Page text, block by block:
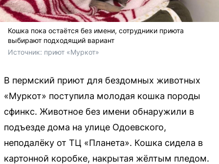
Кошка пока остаётся без имени, сотрудники приюта
выбирают подходящий вариант
Источник: приют «Муркот»
В пермский приют для бездомных животных
«Муркот» поступила молодая кошка породы
сфинкс. Животное без имени обнаружили в
подъезде дома на улице Одоевского,
неподалёку от ТЦ «Планета». Кошка сидела в
картонной коробке, накрытая жёлтым пледом.